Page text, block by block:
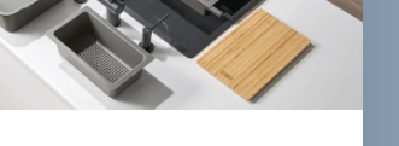
for our newsletter and